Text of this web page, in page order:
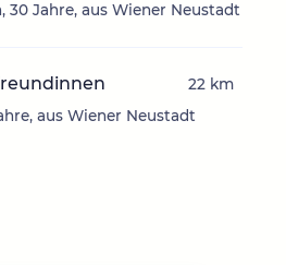
30 Jahre, aus Wiener Neustadt
aus Wiener Neustadt
22 km